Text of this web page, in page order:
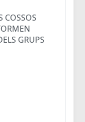
COSSOS
GRUPS